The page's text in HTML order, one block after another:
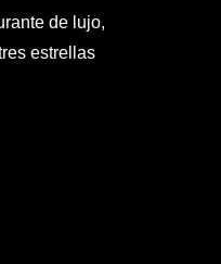
de lujo,
estrellas